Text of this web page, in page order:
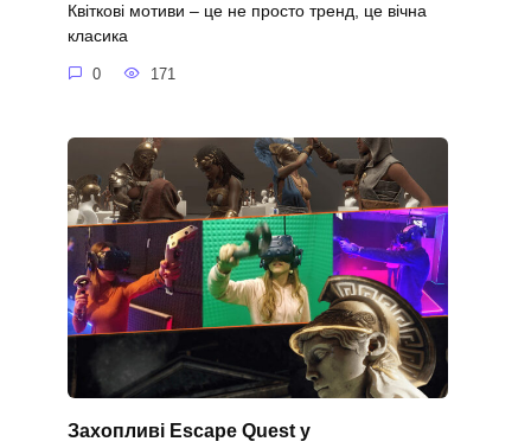
Квіткові мотиви – це не просто тренд, це вічна
класика
0 171
Захопливі Escape Quest у